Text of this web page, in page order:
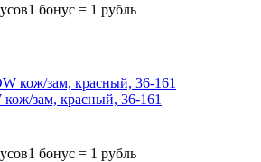
1 бонус = 1 рубль
зам, красный, 36-161
1 бонус = 1 рубль